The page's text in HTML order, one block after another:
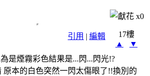
x0
引用 | 編輯
17樓
▲
▼
是煙霧彩色結果是...閃...閃光!?
原本的白色突然一閃太傷眼了!!換別的